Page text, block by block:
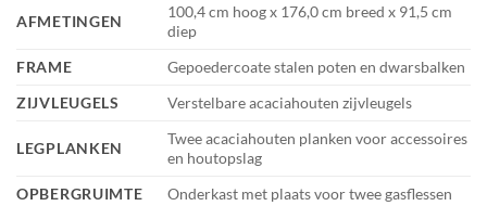
AFMETINGEN
100,4 cm hoog x 176,0 cm breed x 91,5 cm
diep
FRAME
Gepoedercoate stalen poten en dwarsbalken
ZIJVLEUGELS
Verstelbare acaciahouten zijvleugels
LEGPLANKEN
Twee acaciahouten planken voor accessoires
en houtopslag
OPBERGRUIMTE
Onderkast met plaats voor twee gasflessen